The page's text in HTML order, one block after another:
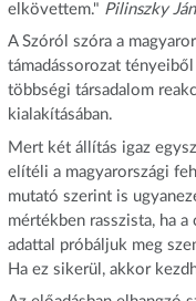
elkövettem." Pilinszky
A Szóról szóra a
támadássorozat
többségi társadalom
kialakításában.
Mert két állítás igaz
elítéli a magyarországi
mutató szerint is
mértékben rasszista, ha
adattal próbáljuk meg
Ha ez sikerül, akkor